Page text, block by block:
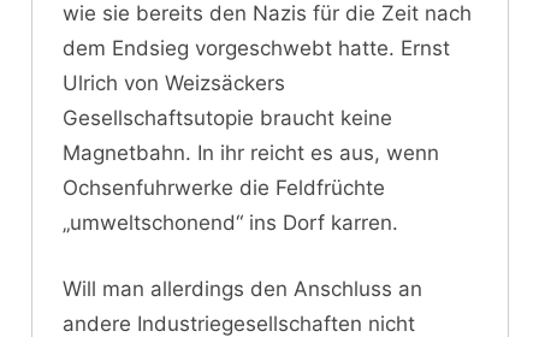
wie sie bereits den Nazis für die Zeit nach
dem Endsieg vorgeschwebt hatte. Ernst
Ulrich von Weizsäckers
Gesellschaftsutopie braucht keine
Magnetbahn. In ihr reicht es aus, wenn
Ochsenfuhrwerke die Feldfrüchte
„umweltschonend“ ins Dorf karren.
Will man allerdings den Anschluss an
andere Industriegesellschaften nicht